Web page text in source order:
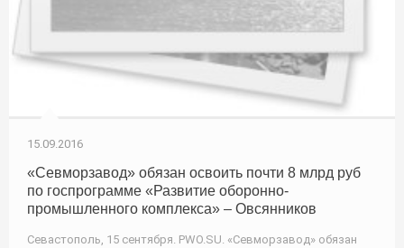
15.09.2016
«Севморзавод» обязан освоить почти 8 млрд руб
по госпрограмме «Развитие оборонно-
промышленного комплекса» – Овсянников
Севастополь, 15 сентября. PWO.SU. «Севморзавод» обязан